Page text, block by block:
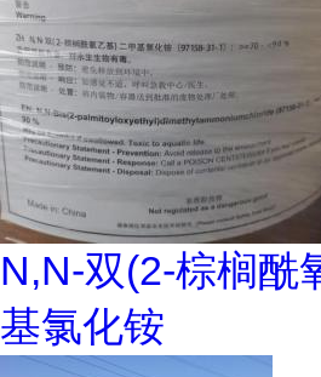
N,N-双(2-棕榈酰
基氯化铵